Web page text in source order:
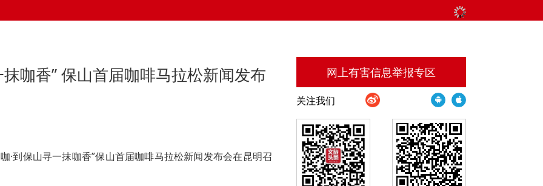
抹咖香” 保山首届咖啡马拉松新闻发布
·到保山寻一抹咖香”保山首届咖啡马拉松新闻发布会在昆明召
网上有害信息举报专区
关注我们